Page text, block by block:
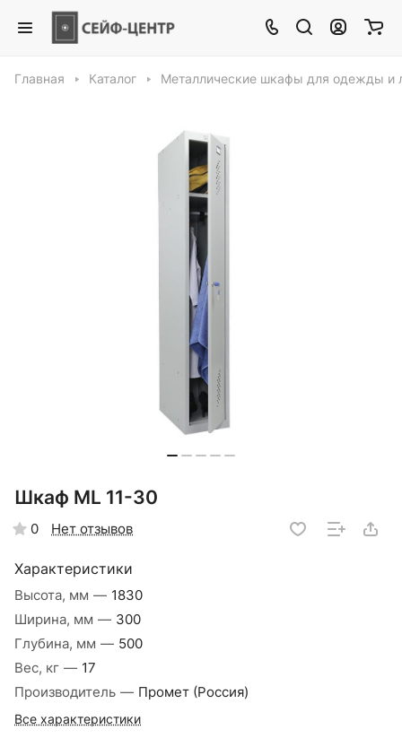
Главная Каталог Металлические шкафы для одежды и
Шкаф ML 11-30
0 Нет отзывов
Характеристики
Высота, мм — 1830
Ширина, мм — 300
Глубина, мм — 500
Вес, кг — 17
Производитель — Промет (Россия)
Все характеристики